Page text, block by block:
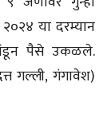
या दरम्यान
पैसे उकळले.
गल्ली, गंगावेश)